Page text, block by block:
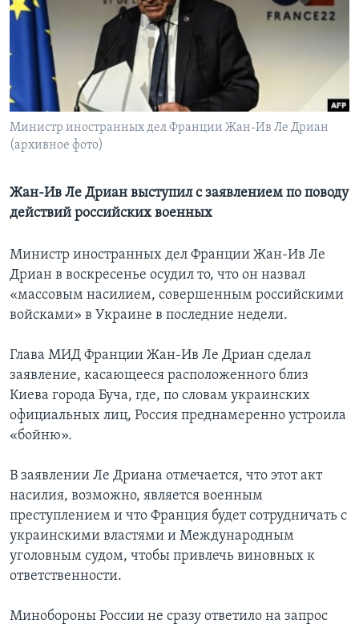
Learning English
СОЦИАЛЬНЫЕ СЕТИ
Языки
Министр иностранных дел Франции Жан-Ив Ле Дриан
(архивное фото)
Жан-Ив Ле Дриан выступил с заявлением по поводу
действий российских военных
Министр иностранных дел Франции Жан-Ив Ле
Дриан в воскресенье осудил то, что он назвал
«массовым насилием, совершенным российскими
войсками» в Украине в последние недели.
Глава МИД Франции Жан-Ив Ле Дриан сделал
заявление, касающееся расположенного близ
Киева города Буча, где, по словам украинских
официальных лиц, Россия преднамеренно устроила
«бойню».
В заявлении Ле Дриана отмечается, что этот акт
насилия, возможно, является военным
преступлением и что Франция будет сотрудничать с
украинскими властями и Международным
уголовным судом, чтобы привлечь виновных к
ответственности.
Минобороны России не сразу ответило на запрос